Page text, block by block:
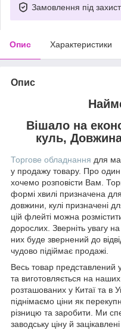
Замовлення під
Опис Характеристики
Опис
Вішало на
куль,
Торгове обладнання для
у продажу товару. Про
хочемо розповісти Вам.
формі хвилі призначена
довжини, кулі призначені
цій флейті можна
дорослих. Зверніть увагу
них буде звернений до
чудово підіймає продажі.
Весь товар представлений
та виготовляється на
розташованих у Китаї та в
піднімаємо ціни як
різницю та заробити. Ми
заводську ціну й